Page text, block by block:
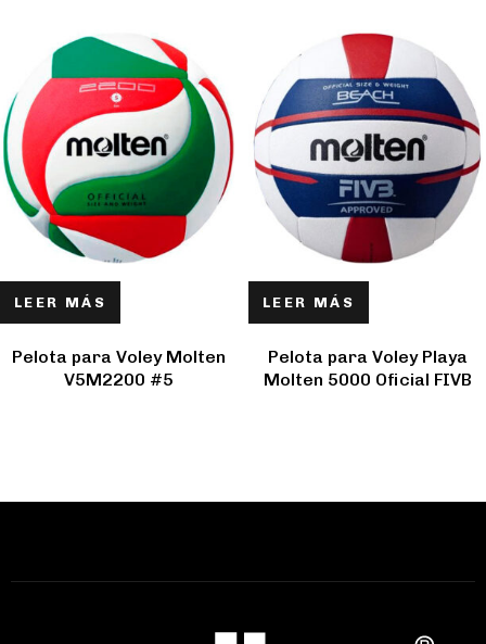
LEER MÁS
Pelota para Voley Molten
V5M2200 #5
LEER MÁS
Pelota para Voley Playa
Molten 5000 Oficial FIVB